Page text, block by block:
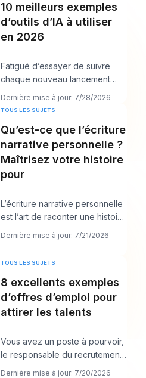
10 meilleurs exemples
d’outils d’IA à utiliser
en 2026
Fatigué d’essayer de suivre
chaque nouveau lancement
d’IA tout en devant encore
publier quelque chos
Dernière mise à jour: 7/28/2026
TOUS LES SUJETS
Qu’est-ce que l’écriture
narrative personnelle ?
Maîtrisez votre histoire
pour
L’écriture narrative personnelle
est l’art de raconter une histoire
vraie de votre propre vie afin d
Dernière mise à jour: 7/21/2026
TOUS LES SUJETS
8 excellents exemples
d’offres d’emploi pour
attirer les talents
Vous avez un poste à pourvoir,
le responsable du recrutement
veut « des candidats solides
Dernière mise à jour: 7/20/2026